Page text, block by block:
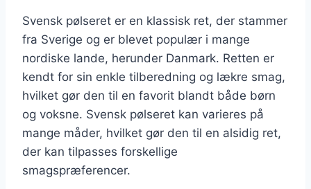
Svensk pølseret er en klassisk ret, der stammer
fra Sverige og er blevet populær i mange
nordiske lande, herunder Danmark. Retten er
kendt for sin enkle tilberedning og lækre smag,
hvilket gør den til en favorit blandt både børn
og voksne. Svensk pølseret kan varieres på
mange måder, hvilket gør den til en alsidig ret,
der kan tilpasses forskellige
smagspræferencer.